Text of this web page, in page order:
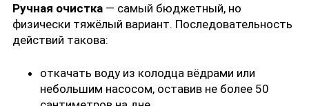
Ручная очистка — самый бюджетный, но
физически тяжёлый вариант. Последовательность
действий такова:
откачать воду из колодца вёдрами или
небольшим насосом, оставив не более 50